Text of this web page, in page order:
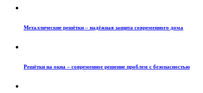
Металлические решётки – надёжная защита современного дома
Решётки на окна – современное решение проблем с безопасностью